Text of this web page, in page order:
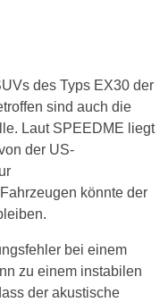
des Typs EX30 der
sind auch die
Laut SPEEDME liegt
der US-
könnte der
bei einem
zu einem instabilen
der akustische